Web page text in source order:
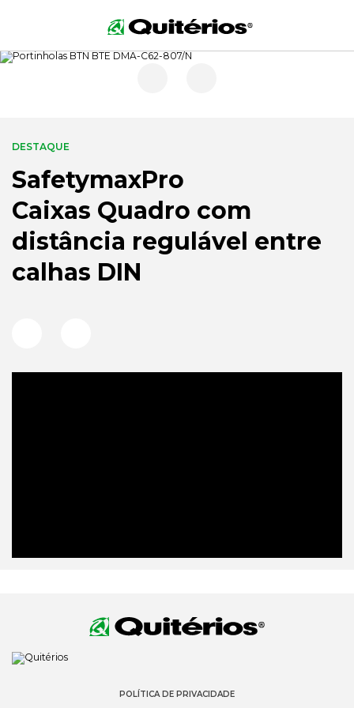
DESTAQUE
SafetymaxPro
Caixas Quadro com
distância regulável entre
calhas DIN
POLÍTICA DE PRIVACIDADE